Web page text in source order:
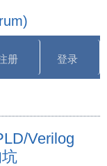
册 登录
Verilog